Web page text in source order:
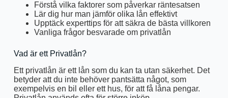
Förstå vilka faktorer som påverkar räntesatsen
Lär dig hur man jämför olika lån effektivt
Upptäck experttips för att säkra de bästa villkoren
Vanliga frågor besvarade om privatlån
Vad är ett Privatlån?
Ett privatlån är ett lån som du kan ta utan säkerhet. Det
betyder att du inte behöver pantsätta något, som
exempelvis en bil eller ett hus, för att få låna pengar.